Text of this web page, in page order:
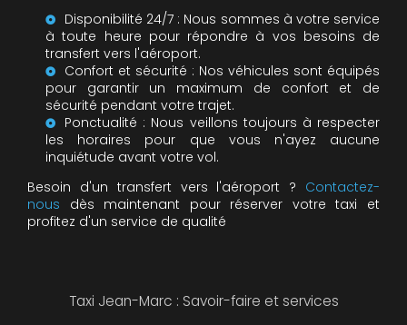
Disponibilité 24/7 : Nous sommes à votre service
à toute heure pour répondre à vos besoins de
transfert vers l'aéroport.
Confort et sécurité : Nos véhicules sont équipés
pour garantir un maximum de confort et de
sécurité pendant votre trajet.
Ponctualité : Nous veillons toujours à respecter
les horaires pour que vous n'ayez aucune
inquiétude avant votre vol.
Besoin d'un transfert vers l'aéroport ? Contactez-
nous dès maintenant pour réserver votre taxi et
profitez d'un service de qualité
Taxi Jean-Marc : Savoir-faire et services